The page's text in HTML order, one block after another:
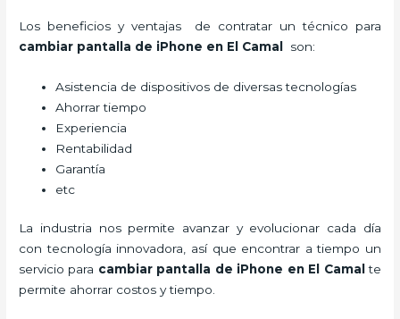
Los beneficios y ventajas de contratar un técnico para
cambiar pantalla de iPhone en El Camal son:
Asistencia de dispositivos de diversas tecnologías
Ahorrar tiempo
Experiencia
Rentabilidad
Garantía
etc
La industria nos permite avanzar y evolucionar cada día
con tecnología innovadora, así que encontrar a tiempo un
servicio para cambiar pantalla de iPhone en El Camal te
permite ahorrar costos y tiempo.